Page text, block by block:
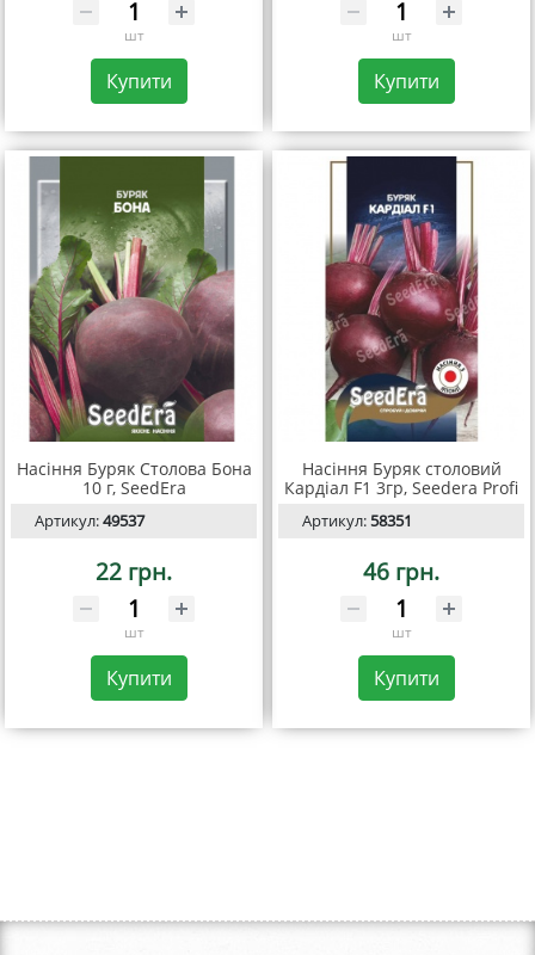
шт
Купити
шт
Купити
Насіння Буряк Столова Бона
10 г, SeedEra
Артикул:49537
22 грн.
шт
Купити
Насіння Буряк столовий
Кардіал F1 3гр, Seedera Profi
Артикул:58351
46 грн.
шт
Купити